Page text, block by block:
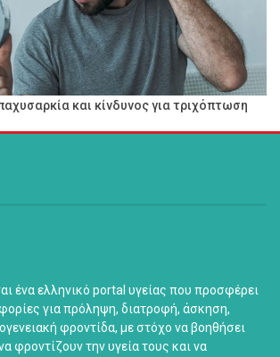
και κίνδυνος για τριχόπτωση
ένα ελληνικό portal υγείας που προσφέρει
για πρόληψη, διατροφή, άσκηση,
φροντίδα, με στόχο να βοηθήσει
φροντίζουν την υγεία τους και να